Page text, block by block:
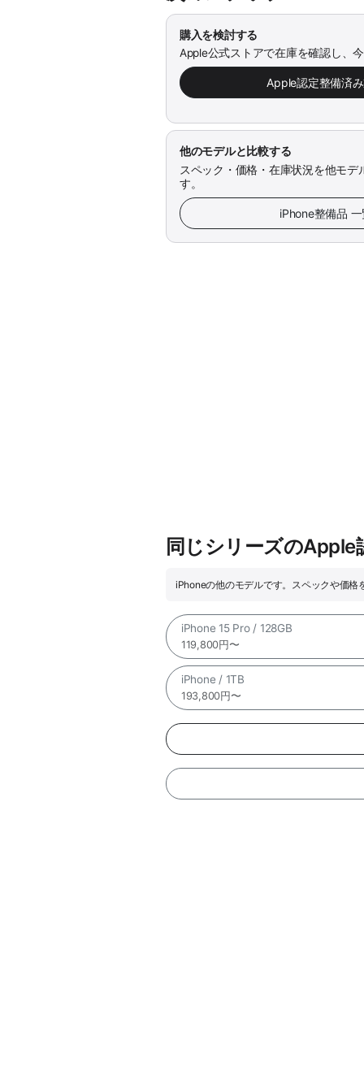
購入を検討する
Apple公式ストアで在庫を確認し、
Apple認定整備済
他のモデルと比較する
スペック・価格・在庫状況を他モデ
す。
iPhone整備品
同じシリーズのApple
iPhoneの他のモデルです。スペックや価格
iPhone 15 Pro / 128GB
119,800円〜
iPhone / 1TB
193,800円〜